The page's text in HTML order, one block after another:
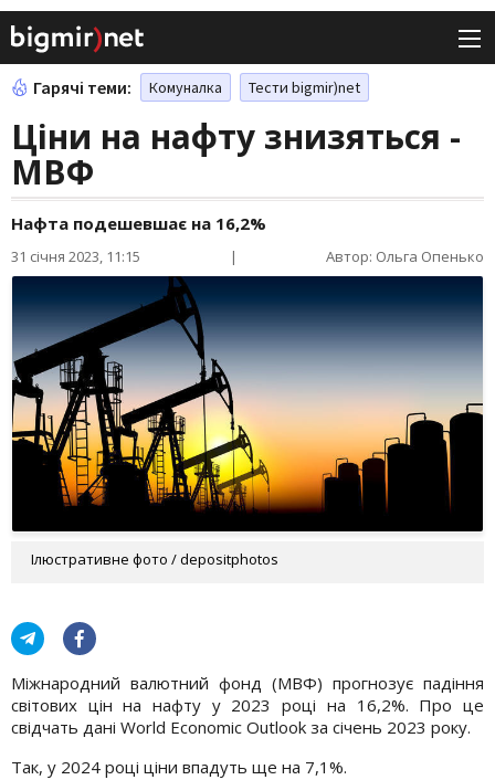
Гарячі теми: Комуналка Тести bigmir)net
Ціни на нафту знизяться -
МВФ
Нафта подешевшає на 16,2%
31 січня 2023, 11:15 | Автор: Ольга Опенько
Ілюстративне фото / depositphotos
Міжнародний валютний фонд (МВФ) прогнозує падіння
світових цін на нафту у 2023 році на 16,2%. Про це
свідчать дані World Economic Outlook за січень 2023 року.
Так, у 2024 році ціни впадуть ще на 7,1%.